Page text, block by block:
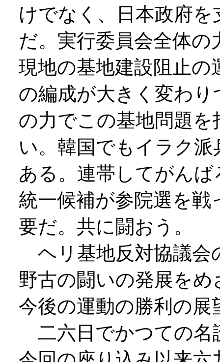
けでなく、日本政府
だ。実行委員会全体
現地の基地建設阻止
の編成が大きく変わ
の力でこの基地問題
い。韓国でもイラク
ある。連帯してがん
統一候補が参院選を
要だ。共に闘おう。
ヘリ基地反対協議会
野古の闘いの発展を
今後の運動の勝利の展
二六日でかつての名